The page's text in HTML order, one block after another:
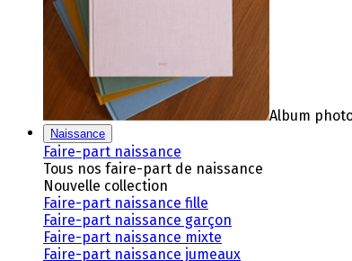
Album
Naissance
Faire-part naissance
Tous nos faire-part de naissance
Nouvelle collection
Faire-part naissance fille
Faire-part naissance garçon
Faire-part naissance mixte
Faire-part naissance jumeaux